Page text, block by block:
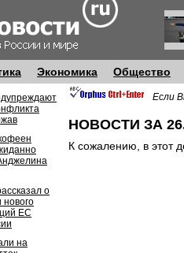
Экономика Общество
о
ЕС
на
Если
НОВОСТИ ЗА
К сожалению, в этот